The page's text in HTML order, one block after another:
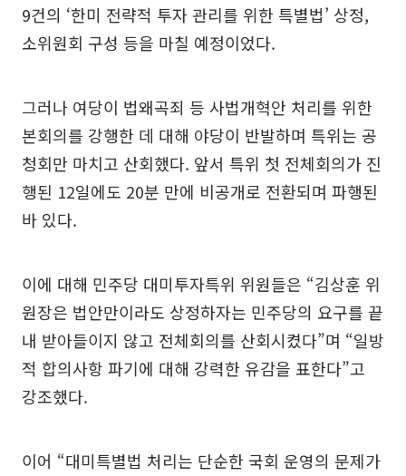
9건의 ‘한미 전략적 투자 관리를 위한 특별법’ 상정,
소위원회 구성 등을 마칠 예정이었다.
그러나 여당이 법왜곡죄 등 사법개혁안 처리를 위한
본회의를 강행한 데 대해 야당이 반발하며 특위는 공
청회만 마치고 산회했다. 앞서 특위 첫 전체회의가 진
행된 12일에도 20분 만에 비공개로 전환되며 파행된
바 있다.
이에 대해 민주당 대미투자특위 위원들은 “김상훈 위
원장은 법안만이라도 상정하자는 민주당의 요구를 끝
내 받아들이지 않고 전체회의를 산회시켰다”며 “일방
적 합의사항 파기에 대해 강력한 유감을 표한다”고
강조했다.
이어 “대미특별법 처리는 단순한 국회 운영의 문제가